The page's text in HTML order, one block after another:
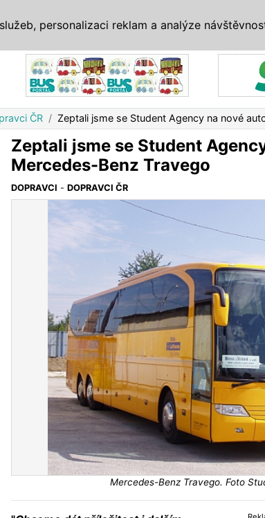
ČR Zeptali jsme se Student Agency na nové
Zeptali jsme se Student
Mercedes-Benz Travego
DOPRAVCI -DOPRAVCI ČR
Mercedes-Benz Travego. Foto
personalizaci reklam a analýze